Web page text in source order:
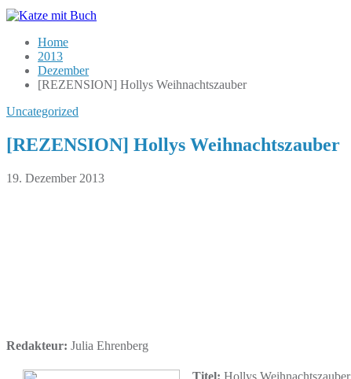
Home
2013
Dezember
[REZENSION] Hollys Weihnachtszauber
Uncategorized
[REZENSION] Hollys Weihnachtszauber
19. Dezember 2013
Redakteur: Julia Ehrenberg
Titel: Hollys